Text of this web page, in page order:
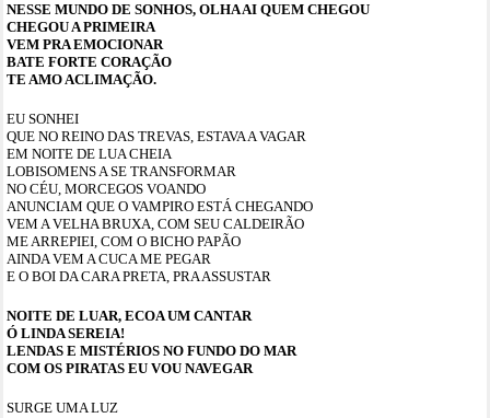
NESSE MUNDO DE SONHOS, OLHA AI QUEM CHEGOU
CHEGOU A PRIMEIRA
VEM PRA EMOCIONAR
BATE FORTE CORAÇÃO
TE AMO ACLIMAÇÃO.
EU SONHEI
QUE NO REINO DAS TREVAS, ESTAVA A VAGAR
EM NOITE DE LUA CHEIA
LOBISOMENS A SE TRANSFORMAR
NO CÉU, MORCEGOS VOANDO
ANUNCIAM QUE O VAMPIRO ESTÁ CHEGANDO
VEM A VELHA BRUXA, COM SEU CALDEIRÃO
ME ARREPIEI, COM O BICHO PAPÃO
AINDA VEM A CUCA ME PEGAR
E O BOI DA CARA PRETA, PRA ASSUSTAR
NOITE DE LUAR, ECOA UM CANTAR
Ó LINDA SEREIA!
LENDAS E MISTÉRIOS NO FUNDO DO MAR
COM OS PIRATAS EU VOU NAVEGAR
SURGE UMA LUZ